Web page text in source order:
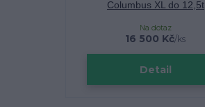
Columbus XL do 12,5t
16 500 Kč/ks
Na dotaz
Detail